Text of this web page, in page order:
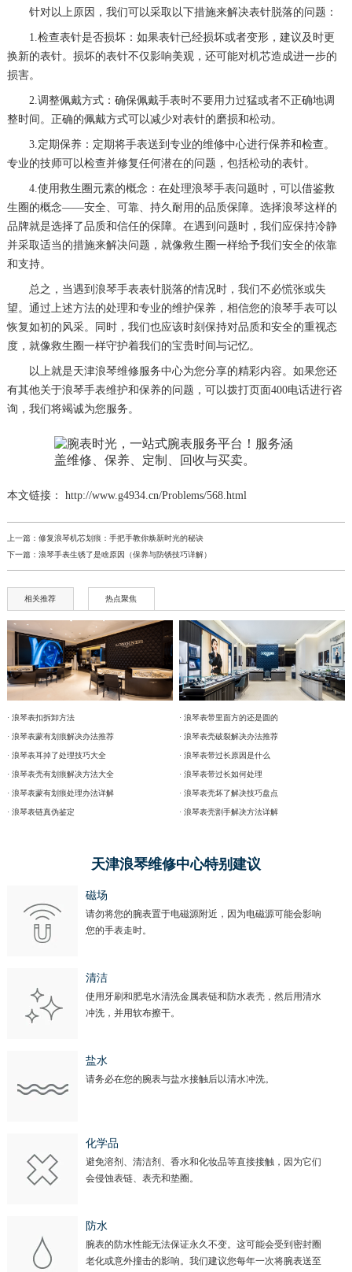
针对以上原因，我们可以采取以下措施来解决表针脱落的问题：
1.检查表针是否损坏：如果表针已经损坏或者变形，建议及时更
换新的表针。损坏的表针不仅影响美观，还可能对机芯造成进一步的
损害。
2.调整佩戴方式：确保佩戴手表时不要用力过猛或者不正确地调
整时间。正确的佩戴方式可以减少对表针的磨损和松动。
3.定期保养：定期将手表送到专业的维修中心进行保养和检查。
专业的技师可以检查并修复任何潜在的问题，包括松动的表针。
4.使用救生圈元素的概念：在处理浪琴手表问题时，可以借鉴救
生圈的概念——安全、可靠、持久耐用的品质保障。选择浪琴这样的
品牌就是选择了品质和信任的保障。在遇到问题时，我们应保持冷静
并采取适当的措施来解决问题，就像救生圈一样给予我们安全的依靠
和支持。
总之，当遇到浪琴手表表针脱落的情况时，我们不必慌张或失
望。通过上述方法的处理和专业的维护保养，相信您的浪琴手表可以
恢复如初的风采。同时，我们也应该时刻保持对品质和安全的重视态
度，就像救生圈一样守护着我们的宝贵时间与记忆。
以上就是天津浪琴维修服务中心为您分享的精彩内容。如果您还
有其他关于浪琴手表维护和保养的问题，可以拨打页面400电话进行咨
询，我们将竭诚为您服务。
本文链接： http://www.g4934.cn/Problems/568.html
上一篇： 修复浪琴机芯划痕：手把手教你焕新时光的秘诀
下一篇： 浪琴手表生锈了是啥原因（保养与防锈技巧详解）
相关推荐 热点聚焦
· 浪琴表扣拆卸方法
· 浪琴表蒙有划痕解决办法推荐
· 浪琴表耳掉了处理技巧大全
· 浪琴表壳有划痕解决方法大全
· 浪琴表蒙有划痕处理办法详解
· 浪琴表链真伪鉴定
· 浪琴表带里面方的还是圆的
· 浪琴表壳破裂解决办法推荐
· 浪琴表带过长原因是什么
· 浪琴表带过长如何处理
· 浪琴表壳坏了解决技巧盘点
· 浪琴表壳割手解决方法详解
天津浪琴维修中心特别建议
磁场
请勿将您的腕表置于电磁源附近，因为电磁源可能会影响
您的手表走时。
清洁
使用牙刷和肥皂水清洗金属表链和防水表壳，然后用清水
冲洗，并用软布擦干。
盐水
请务必在您的腕表与盐水接触后以清水冲洗。
化学品
避免溶剂、清洁剂、香水和化妆品等直接接触，因为它们
会侵蚀表链、表壳和垫圈。
防水
腕表的防水性能无法保证永久不变。这可能会受到密封圈
老化或意外撞击的影响。我们建议您每年一次将腕表送至